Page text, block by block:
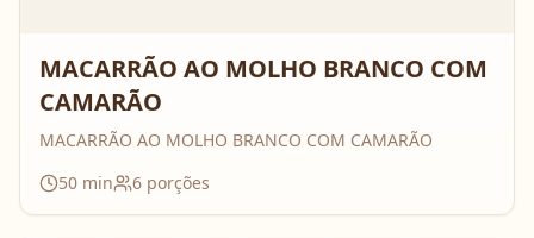
MACARRÃO AO MOLHO BRANCO COM
CAMARÃO
MACARRÃO AO MOLHO BRANCO COM CAMARÃO
50 min 6 porções